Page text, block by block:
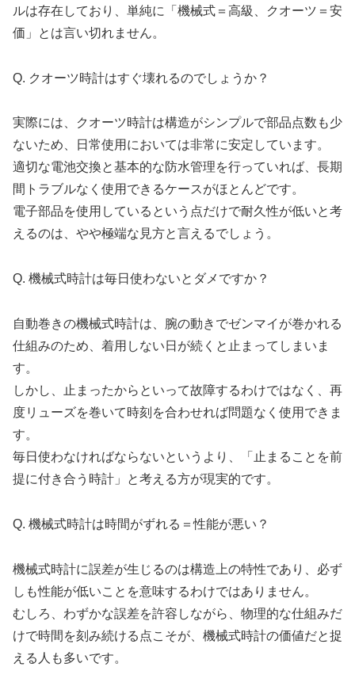
ルは存在しており、単純に「機械式＝高級、クオーツ＝安
価」とは言い切れません。
Q. クオーツ時計はすぐ壊れるのでしょうか？
実際には、クオーツ時計は構造がシンプルで部品点数も少
ないため、日常使用においては非常に安定しています。
適切な電池交換と基本的な防水管理を行っていれば、長期
間トラブルなく使用できるケースがほとんどです。
電子部品を使用しているという点だけで耐久性が低いと考
えるのは、やや極端な見方と言えるでしょう。
Q. 機械式時計は毎日使わないとダメですか？
自動巻きの機械式時計は、腕の動きでゼンマイが巻かれる
仕組みのため、着用しない日が続くと止まってしまいま
す。
しかし、止まったからといって故障するわけではなく、再
度リューズを巻いて時刻を合わせれば問題なく使用できま
す。
毎日使わなければならないというより、「止まることを前
提に付き合う時計」と考える方が現実的です。
Q. 機械式時計は時間がずれる＝性能が悪い？
機械式時計に誤差が生じるのは構造上の特性であり、必ず
しも性能が低いことを意味するわけではありません。
むしろ、わずかな誤差を許容しながら、物理的な仕組みだ
けで時間を刻み続ける点こそが、機械式時計の価値だと捉
える人も多いです。